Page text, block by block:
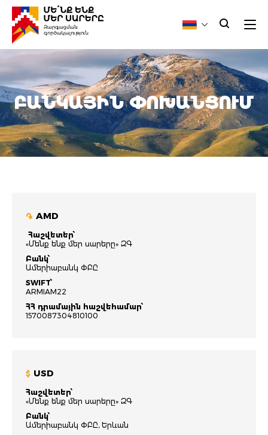
ԲԱՆԿԱՅԻՆ ՓՈԽԱՆՑՈՒՄ
֏ AMD
Հաշվետեր՝
«Մենք ենք մեր սարերը» ԶԳ
Բանկ՝
Ամերիաբանկ ՓԲԸ
SWIFT՝
ARMIAM22
ՀՀ դրամային հաշվեհամար՝
1570087304810100
$ USD
Հաշվետեր՝
«Մենք ենք մեր սարերը» ԶԳ
Բանկ՝
Ամերիաբանկ ՓԲԸ, Երևան